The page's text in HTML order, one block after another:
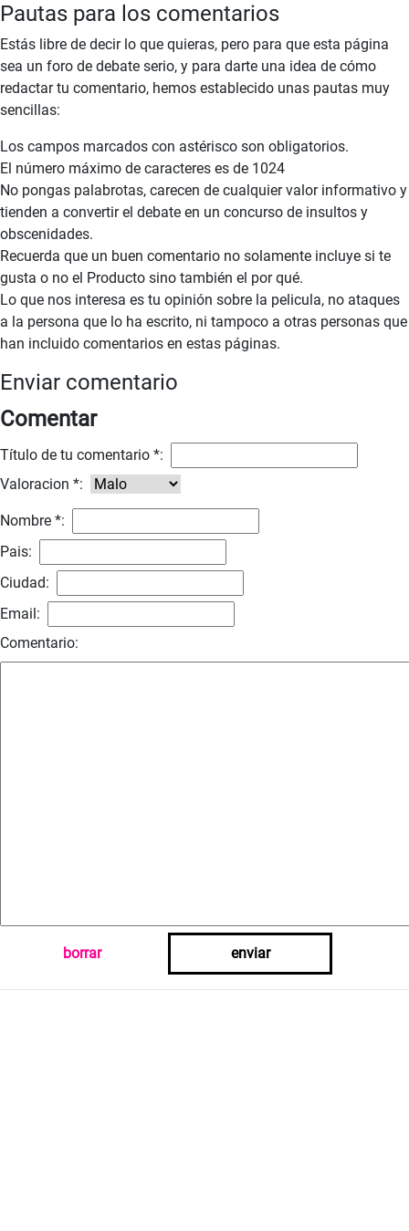
Pautas para los comentarios
Estás libre de decir lo que quieras, pero para que esta página
sea un foro de debate serio, y para darte una idea de cómo
redactar tu comentario, hemos establecido unas pautas muy
sencillas:
Los campos marcados con astérisco son obligatorios.
El número máximo de caracteres es de 1024
No pongas palabrotas, carecen de cualquier valor informativo y
tienden a convertir el debate en un concurso de insultos y
obscenidades.
Recuerda que un buen comentario no solamente incluye si te
gusta o no el Producto sino también el por qué.
Lo que nos interesa es tu opinión sobre la pelicula, no ataques
a la persona que lo ha escrito, ni tampoco a otras personas que
han incluido comentarios en estas páginas.
Enviar comentario
Comentar
Título de tu comentario *:
Valoracion *:
Nombre *:
Pais:
Ciudad:
Email:
Comentario:
borrar enviar